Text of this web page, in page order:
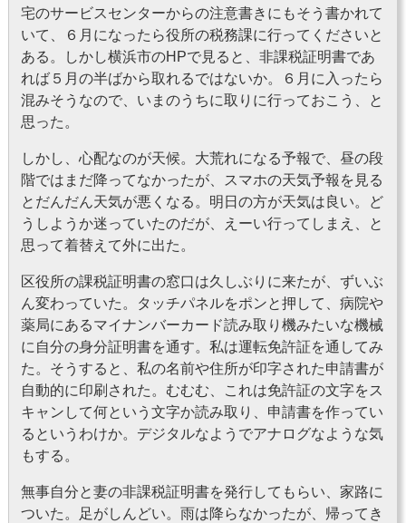
宅のサービスセンターからの注意書きにもそう書かれて
いて、６月になったら役所の税務課に行ってくださいと
ある。しかし横浜市のHPで見ると、非課税証明書であ
れば５月の半ばから取れるではないか。６月に入ったら
混みそうなので、いまのうちに取りに行っておこう、と
思った。
しかし、心配なのが天候。大荒れになる予報で、昼の段
階ではまだ降ってなかったが、スマホの天気予報を見る
とだんだん天気が悪くなる。明日の方が天気は良い。ど
うしようか迷っていたのだが、えーい行ってしまえ、と
思って着替えて外に出た。
区役所の課税証明書の窓口は久しぶりに来たが、ずいぶ
ん変わっていた。タッチパネルをポンと押して、病院や
薬局にあるマイナンバーカード読み取り機みたいな機械
に自分の身分証明書を通す。私は運転免許証を通してみ
た。そうすると、私の名前や住所が印字された申請書が
自動的に印刷された。むむむ、これは免許証の文字をス
キャンして何という文字か読み取り、申請書を作ってい
るというわけか。デジタルなようでアナログなような気
もする。
無事自分と妻の非課税証明書を発行してもらい、家路に
ついた。足がしんどい。雨は降らなかったが、帰ってき